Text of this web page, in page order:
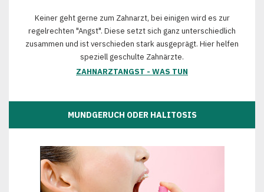
Keiner geht gerne zum Zahnarzt, bei einigen wird es zur
regelrechten "Angst". Diese setzt sich ganz unterschiedlich
zusammen und ist verschieden stark ausgeprägt. Hier helfen
speziell geschulte Zahnärzte.
ZAHNARZTANGST - WAS TUN
MUNDGERUCH ODER HALITOSIS